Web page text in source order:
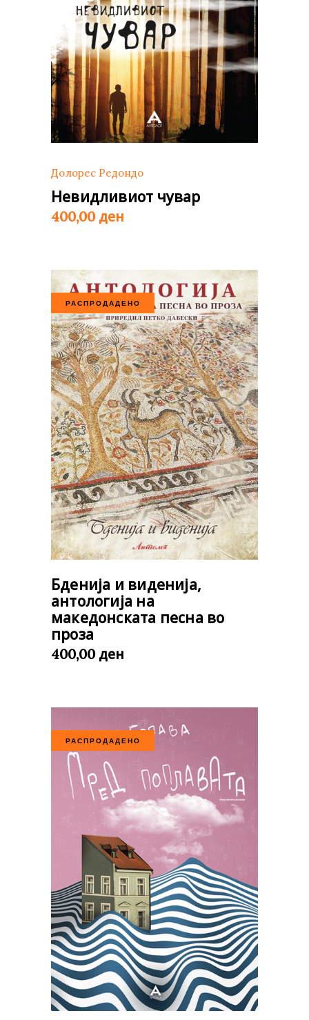
Долорес Редондо
Невидливиот чувар
400,00 ден
РАСПРОДАДЕНО
Бденија и виденија,
антологија на
македонската песна во
проза
400,00 ден
РАСПРОДАДЕНО